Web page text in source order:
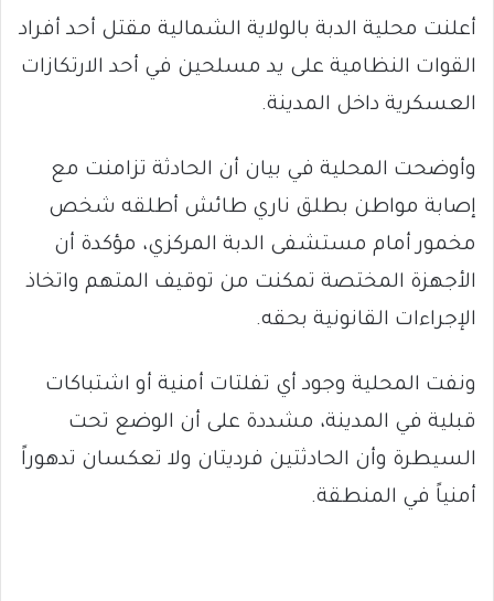
أعلنت محلية الدبة بالولاية الشمالية مقتل أحد أفراد
القوات النظامية على يد مسلحين في أحد الارتكازات
العسكرية داخل المدينة.
وأوضحت المحلية في بيان أن الحادثة تزامنت مع
إصابة مواطن بطلق ناري طائش أطلقه شخص
مخمور أمام مستشفى الدبة المركزي، مؤكدة أن
الأجهزة المختصة تمكنت من توقيف المتهم واتخاذ
الإجراءات القانونية بحقه.
ونفت المحلية وجود أي تفلتات أمنية أو اشتباكات
قبلية في المدينة، مشددة على أن الوضع تحت
السيطرة وأن الحادثتين فرديتان ولا تعكسان تدهوراً
أمنياً في المنطقة.